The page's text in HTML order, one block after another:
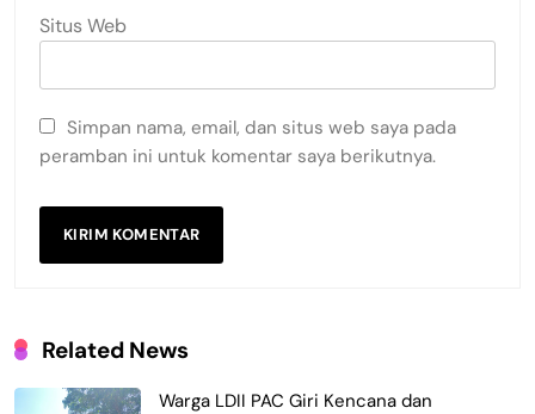
Situs Web
Simpan nama, email, dan situs web saya pada
peramban ini untuk komentar saya berikutnya.
Related News
Warga LDII PAC Giri Kencana dan